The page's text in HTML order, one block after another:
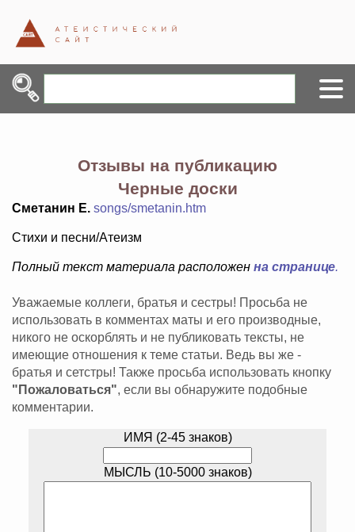
Отзывы на публикацию
Черные доски
Сметанин Е. songs/smetanin.htm
Стихи и песни/Атеизм
Полный текст материала расположен на странице.
Уважаемые коллеги, братья и сестры! Просьба не
использовать в комментах маты и его производные,
никого не оскорблять и не публиковать тексты, не
имеющие отношения к теме статьи. Ведь вы же -
братья и сетстры! Также просьба использовать кнопку
"Пожаловаться", если вы обнаружите подобные
комментарии.
ИМЯ (2-45 знаков)
МЫСЛЬ (10-5000 знаков)